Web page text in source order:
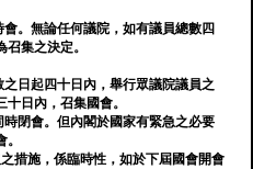
。無論任何議院，如有議員總數四
集之決定。
日起四十日內，舉行眾議院議員之
日內，召集國會。
閉會。但內閣於國家有緊急之必要
措施，係臨時性，如於下屆國會開會